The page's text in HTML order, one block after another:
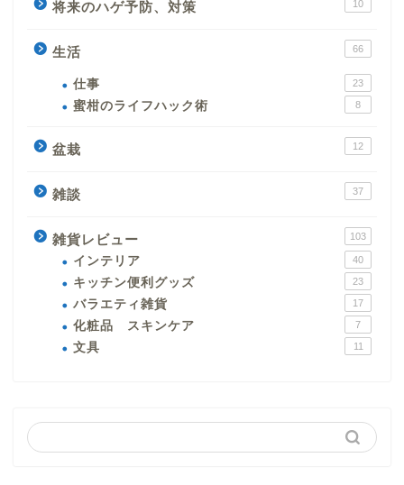
将来のハゲ予防、対策 10
生活 66
仕事 23
蜜柑のライフハック術 8
盆栽 12
雑談 37
雑貨レビュー 103
インテリア 40
キッチン便利グッズ 23
バラエティ雑貨 17
化粧品 スキンケア 7
文具 11